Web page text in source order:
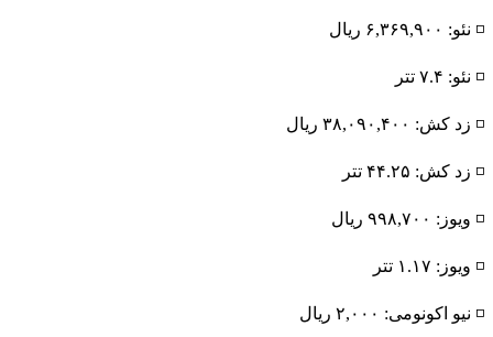
◽️ نئو: ۶,۳۶۹,۹۰۰ ریال
◽️ نئو: ۷.۴ تتر
◽️ زد کش: ۳۸,۰۹۰,۴۰۰ ریال
◽️ زد کش: ۴۴.۲۵ تتر
◽️ ویوز: ۹۹۸,۷۰۰ ریال
◽️ ویوز: ۱.۱۷ تتر
◽️ نیو اکونومی: ۲,۰۰۰ ریال